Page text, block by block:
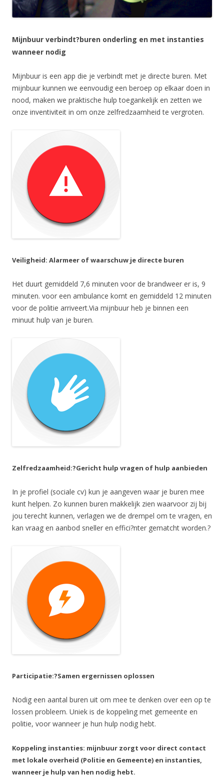
Mijnbuur verbindt?buren onderling en met instanties
wanneer nodig
Mijnbuur is een app die je verbindt met je directe buren. Met
mijnbuur kunnen we eenvoudig een beroep op elkaar doen in
nood, maken we praktische hulp toegankelijk en zetten we
onze inventiviteit in om onze zelfredzaamheid te vergroten.
Veiligheid: Alarmeer of waarschuw je directe buren
Het duurt gemiddeld 7,6 minuten voor de brandweer er is, 9
minuten. voor een ambulance komt en gemiddeld 12 minuten
voor de politie arriveert.Via mijnbuur heb je binnen een
minuut hulp van je buren.
Zelfredzaamheid:?Gericht hulp vragen of hulp aanbieden
In je profiel (sociale cv) kun je aangeven waar je buren mee
kunt helpen. Zo kunnen buren makkelijk zien waarvoor zij bij
jou terecht kunnen, verlagen we de drempel om te vragen, en
kan vraag en aanbod sneller en effici?nter gematcht worden.?
Participatie:?Samen ergernissen oplossen
Nodig een aantal buren uit om mee te denken over een op te
lossen probleem. Uniek is de koppeling met gemeente en
politie, voor wanneer je hun hulp nodig hebt.
Koppeling instanties: mijnbuur zorgt voor direct contact
met lokale overheid (Politie en Gemeente) en instanties,
wanneer je hulp van hen nodig hebt.